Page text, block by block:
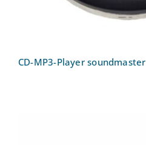
CD-MP3-Player soundmaster